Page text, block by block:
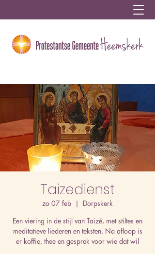
Taizedienst
zo 07 feb
  |
Dorpskerk
Een viering in de stijl van Taizé, met stiltes en
meditatieve liederen en teksten. Na afloop is
er koffie, thee en gesprek voor wie dat wil